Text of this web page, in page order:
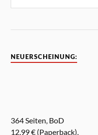
NEUERSCHEINUNG:
364 Seiten, BoD
12,99 € (Paperback),